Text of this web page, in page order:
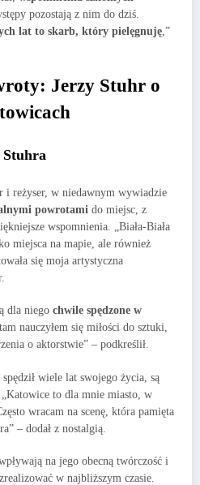
pozostają z nim do dziś.
lat to skarb, który pielęgnuję,”
Jerzy Stuhr o
Stuhra
i reżyser, w niedawnym wywiadzie
powrotami do miejsc, z
wspomnienia. „Biała-Biała
miejsca na mapie, ale również
się moja artystyczna
dla niego chwile spędzone w
nauczyłem się miłości do sztuki,
o aktorstwie” – podkreślił.
wiele lat swojego życia, są
. „Katowice to dla mnie miasto, w
wracam na scenę, która pamięta
– dodał z nostalgią.
na jego obecną twórczość i
w najbliższym czasie.